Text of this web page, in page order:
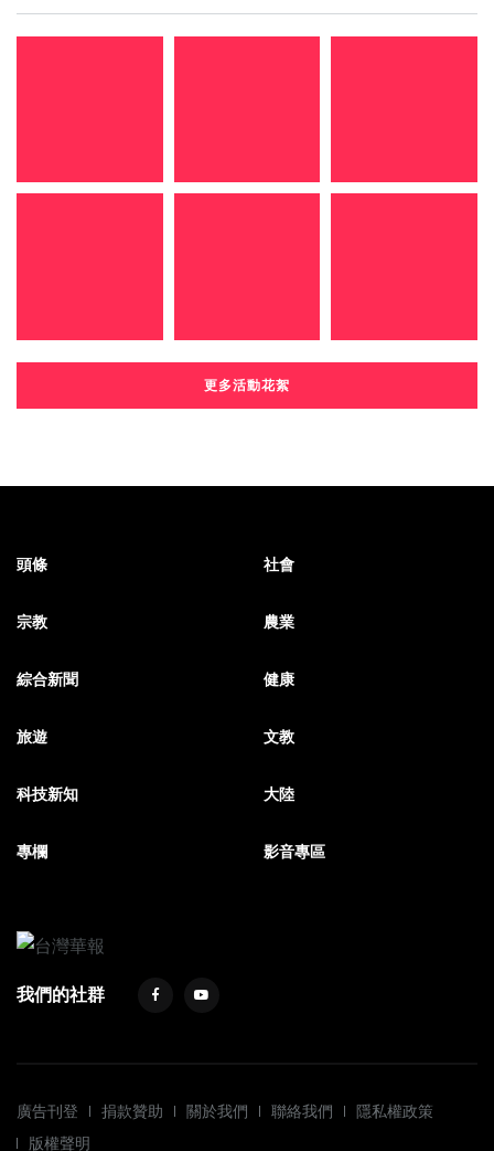
更多活動花絮
頭條 社會
宗教 農業
綜合新聞 健康
旅遊 文教
科技新知 大陸
專欄 影音專區
我們的社群
廣告刊登 捐款贊助 關於我們 聯絡我們
隱私權政策
版權聲明